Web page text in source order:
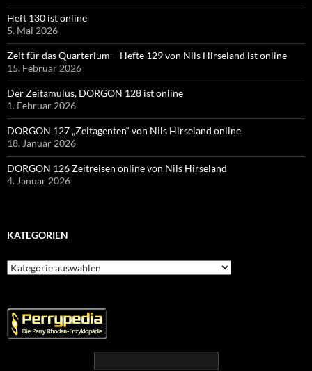
Heft 130 ist online
5. Mai 2026
Zeit für das Quarterium – Hefte 129 von Nils Hirseland ist online
15. Februar 2026
Der Zeitamulus, DORGON 128 ist online
1. Februar 2026
DORGON 127 „Zeitagenten“ von Nils Hirseland online
18. Januar 2026
DORGON 126 Zeitreisen online von Nils Hirseland
4. Januar 2026
KATEGORIEN
Kategorien